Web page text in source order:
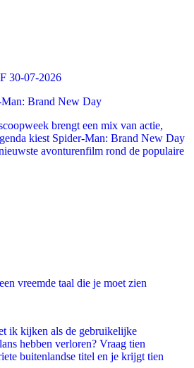
30-07-2026
Brand New Day
brengt een mix van actie,
kiest Spider-Man: Brand New Day
avonturenfilm rond de populaire
vreemde taal die je moet zien
ik kijken als de gebruikelijke
hebben verloren? Vraag tien
buitenlandse titel en je krijgt tien